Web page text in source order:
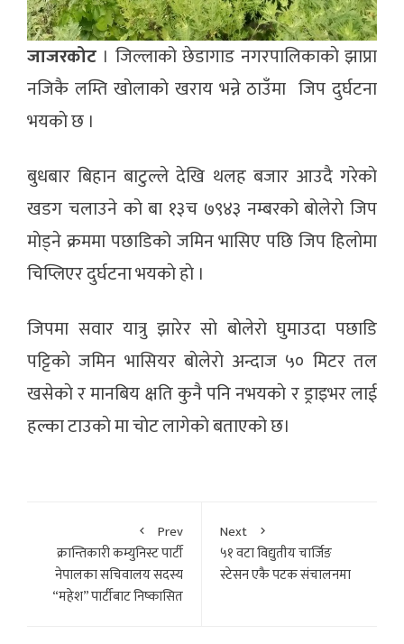
जाजरकोट । जिल्लाको छेडागाड नगरपालिकाकाे झाप्रा
नजिकै लम्ति खाेलाकाे खराय भन्ने ठाउँमा जिप दुर्घटना
भयकाे छ ।
बुधबार बिहान बाटुल्ले देखि थलह बजार आउदै गरेकाे
खडग चलाउने काे बा १३च ७९४३ नम्बरको बाेलेराे जिप
माेड्ने क्रममा पछाडिको जमिन भासिए पछि जिप हिलाेमा
चिप्लिएर दुर्घटना भयकाे हाे ।
जिपमा सवार यात्रु झारेर साे बाेलेराे घुमाउदा पछाडि
पट्टिकाे जमिन भासियर बाेलेराे अन्दाज ५० मिटर तल
खसेकाे र मानबिय क्षति कुनै पनि नभयकाे र ड्राइभर लाई
हल्का टाउकाे मा चाेट लागेकाे बताएको छ।
Prev
क्रान्तिकारी कम्युनिस्ट पार्टी
नेपालका सचिवालय सदस्य
“महेश” पार्टीबाट निष्कासित
Next
५१ वटा विद्युतीय चार्जिङ
स्टेसन एकै पटक संचालनमा